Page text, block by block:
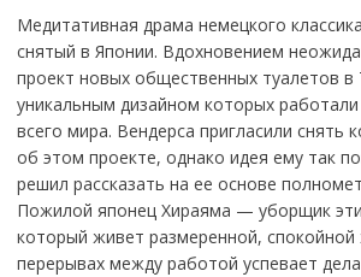
Медитативная драма немецкого классика
снятый в Японии. Вдохновением
проект новых общественных туалетов в
уникальным дизайном которых
всего мира. Вендерса пригласили снять
об этом проекте, однако идея ему так
решил рассказать на ее основе
Пожилой японец Хираяма — уборщик
который живет размеренной,
перерывах между работой успевает